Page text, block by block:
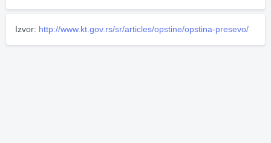
Izvor: http://www.kt.gov.rs/sr/articles/opstine/opstina-presevo/